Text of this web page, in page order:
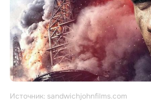
Источник: sandwichjohnfilms.com